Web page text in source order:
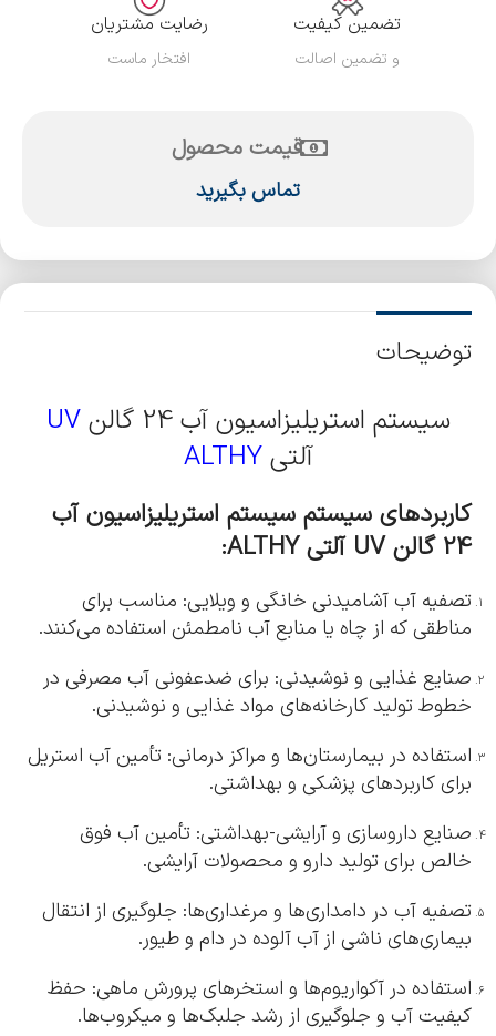
تضمین کیفیت
و تضمین اصالت
رضایت مشتریان
افتخار ماست
قیمت محصول
تماس بگیرید
توضیحات
سیستم استریلیزاسیون آب 24 گالن
UV
آلتیALTHY
کاربردهای سیستم سیستم استریلیزاسیون آب
24 گالن UV آلتی ALTHY:
تصفیه آب آشامیدنی خانگی و ویلایی: مناسب برای
مناطقی که از چاه یا منابع آب نامطمئن استفاده می‌کنند.
صنایع غذایی و نوشیدنی: برای ضدعفونی آب مصرفی در
خطوط تولید کارخانه‌های مواد غذایی و نوشیدنی.
استفاده در بیمارستان‌ها و مراکز درمانی: تأمین آب استریل
برای کاربردهای پزشکی و بهداشتی.
صنایع داروسازی و آرایشی-بهداشتی: تأمین آب فوق
خالص برای تولید دارو و محصولات آرایشی.
تصفیه آب در دامداری‌ها و مرغداری‌ها: جلوگیری از انتقال
بیماری‌های ناشی از آب آلوده در دام و طیور.
استفاده در آکواریوم‌ها و استخرهای پرورش ماهی: حفظ
کیفیت آب و جلوگیری از رشد جلبک‌ها و میکروب‌ها.